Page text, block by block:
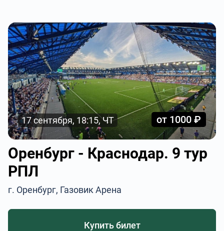
17 сентября, 18:15, ЧТ от 1000 ₽
Оренбург - Краснодар. 9 тур
РПЛ
г. Оренбург, Газовик Арена
Купить билет